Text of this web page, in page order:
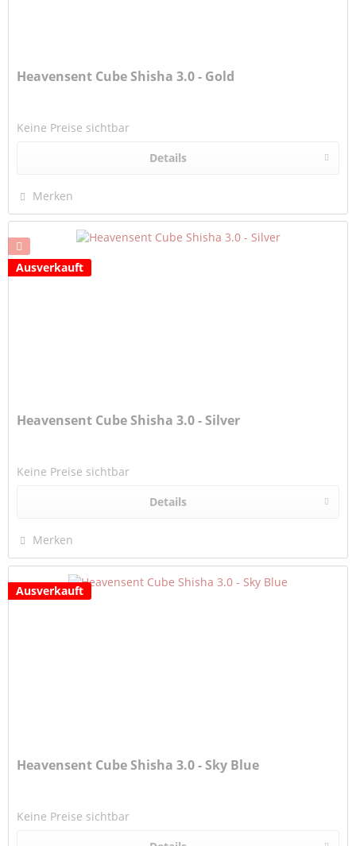
Heavensent Cube Shisha 3.0 - Gold
Keine Preise sichtbar
Details
Merken
Ausverkauft
Heavensent Cube Shisha 3.0 - Silver
Keine Preise sichtbar
Details
Merken
Ausverkauft
Heavensent Cube Shisha 3.0 - Sky Blue
Keine Preise sichtbar